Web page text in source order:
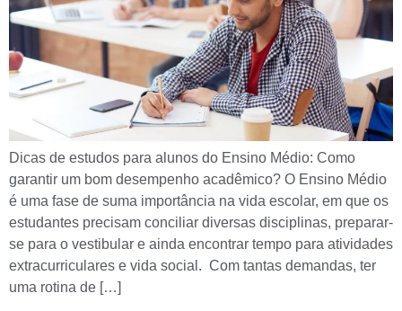
Dicas de estudos para alunos do Ensino Médio: Como
garantir um bom desempenho acadêmico? O Ensino Médio
é uma fase de suma importância na vida escolar, em que os
estudantes precisam conciliar diversas disciplinas, preparar-
se para o vestibular e ainda encontrar tempo para atividades
extracurriculares e vida social. Com tantas demandas, ter
uma rotina de […]